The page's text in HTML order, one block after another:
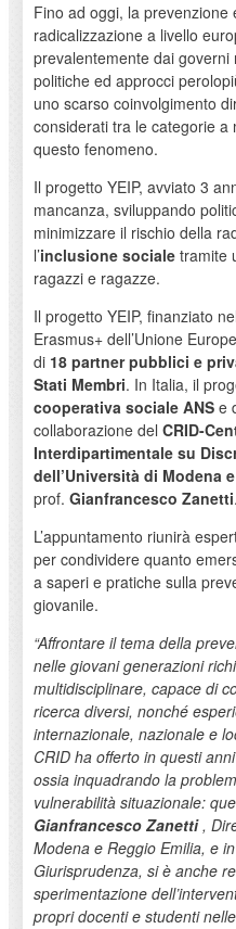
Fino ad oggi, la prevenzione
radicalizzazione a livello
prevalentemente dai
politiche ed approcci
uno scarso coinvolgimento
considerati tra le categorie a
questo fenomeno.
Il progetto YEIP, avviato 3
mancanza, sviluppando
minimizzare il rischio della
l’inclusione sociale tramite
ragazzi e ragazze.
Il progetto YEIP, finanziato
Erasmus+ dell’Unione
di 18 partner pubblici e
Stati Membri. In Italia, il
cooperativa sociale ANSe
collaborazione del CRID-
Interdipartimentale su
dell’Università di Modena
prof. Gianfrancesco Zanetti.
L’appuntamento riunirà
per condividere quanto
a saperi e pratiche sulla
giovanile.
“Affrontare il tema della
nelle giovani generazioni
multidisciplinare, capace di
ricerca diversi, nonché
internazionale, nazionale e
CRID ha offerto in questi
ossia inquadrando la
vulnerabilità situazionale:
Gianfrancesco Zanetti ,
Modena e Reggio Emilia, e
Giurisprudenza, si è anche
sperimentazione
propri docenti e studenti